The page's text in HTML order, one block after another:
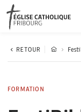
Région diocésaine
RETOUR
FORMATION